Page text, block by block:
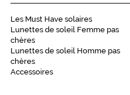
Les Must Have solaires
Lunettes de soleil Femme pas
chères
Lunettes de soleil Homme pas
chères
Accessoires